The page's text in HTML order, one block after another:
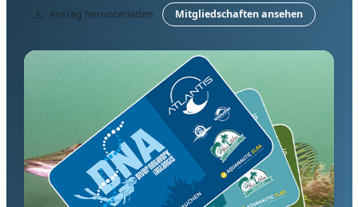
Antrag herunterladen Mitgliedschaften ansehen